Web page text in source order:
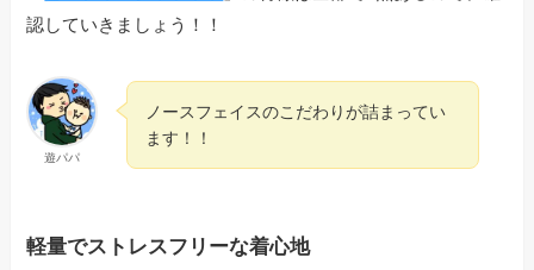
認していきましょう！！
遊パパ
ノースフェイスのこだわりが詰まってい
ます！！
軽量でストレスフリーな着心地